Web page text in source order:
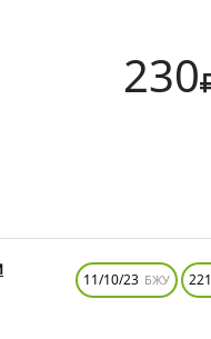
230
11/10/23 БЖУ 221